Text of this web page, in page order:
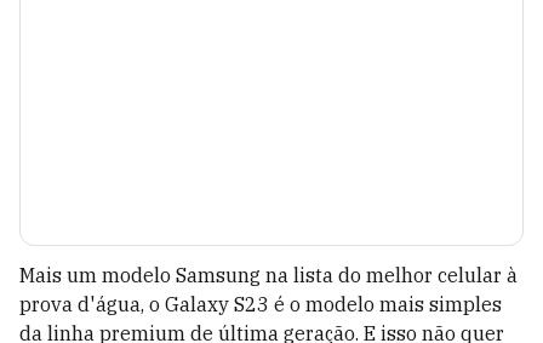
Mais um modelo Samsung na lista do melhor celular à
prova d'água, o Galaxy S23 é o modelo mais simples
da linha premium de última geração. E isso não quer